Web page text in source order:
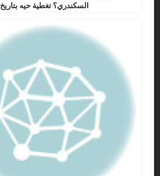
السكندري؟ تغطية حيه بتاريخ 2026-04-09